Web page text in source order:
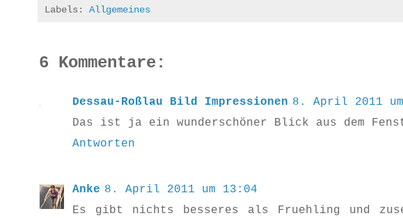
Labels: Allgemeines
6 Kommentare:
Dessau-Roßlau Bild Impressionen 8. April 2011
Das ist ja ein wunderschöner Blick aus dem
Antworten
Anke 8. April 2011 um 13:04
Es gibt nichts besseres als Fruehling und